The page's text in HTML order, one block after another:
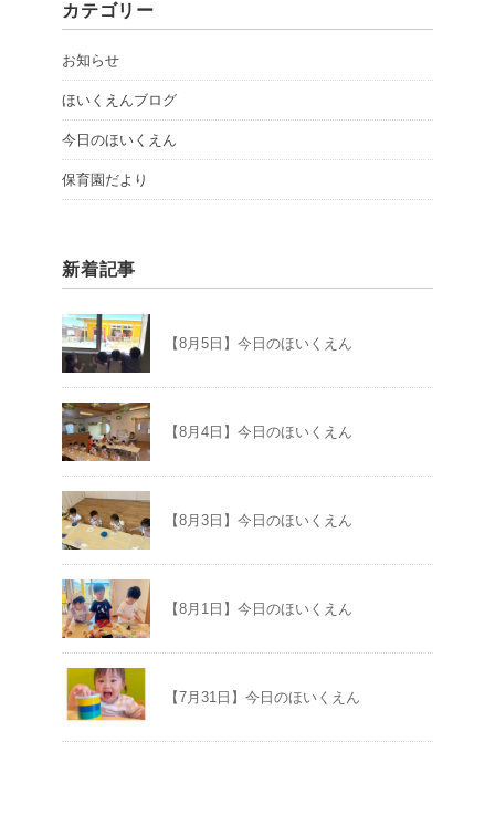
カテゴリー
お知らせ
ほいくえんブログ
今日のほいくえん
保育園だより
新着記事
【8月5日】今日のほいくえん
【8月4日】今日のほいくえん
【8月3日】今日のほいくえん
【8月1日】今日のほいくえん
【7月31日】今日のほいくえん